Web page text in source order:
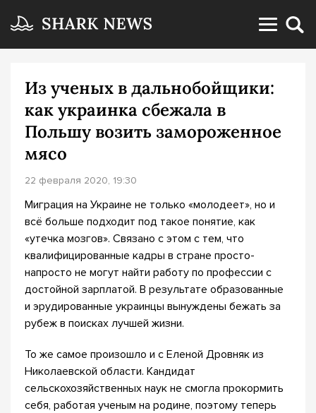
Из ученых в дальнобойщики:
как украинка сбежала в
Польшу возить замороженное
мясо
22 февраля 2020, 19:30
Миграция на Украине не только «молодеет», но и
всё больше подходит под такое понятие, как
«утечка мозгов». Связано с этом с тем, что
квалифицированные кадры в стране просто-
напросто не могут найти работу по профессии с
достойной зарплатой. В результате образованные
и эрудированные украинцы вынуждены бежать за
рубеж в поисках лучшей жизни.
То же самое произошло и с Еленой Дровняк из
Николаевской области. Кандидат
сельскохозяйственных наук не смогла прокормить
себя, работая ученым на родине, поэтому теперь